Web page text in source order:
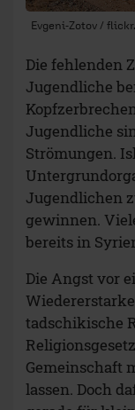
Evgeni-Zotov /
Die fehlenden
Jugendliche
Jugendliche
Strömungen.
Jugendlichen
gewinnen.
bereits in
Die Angst vor
tadschikische
Gemeinschaft
lassen. Doch